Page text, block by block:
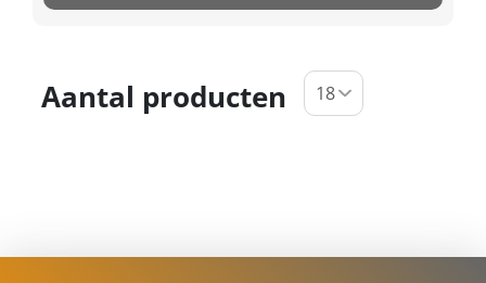
Aantal producten